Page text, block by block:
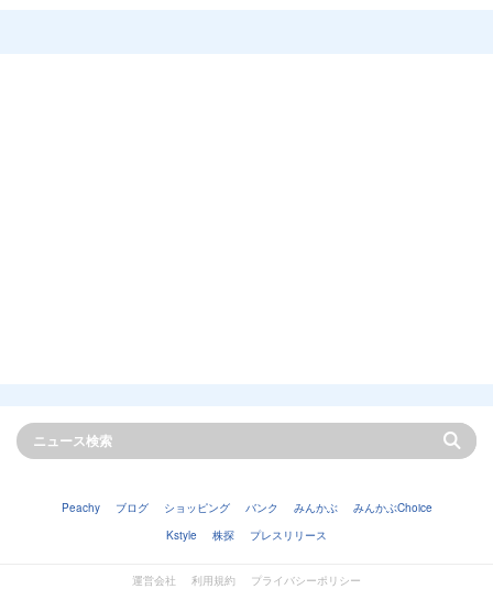
Peachy ブログ ショッピング バンク みんかぶ
みんかぶChoice
Kstyle
株探 プレスリリース
運営会社 利用規約 プライバシーポリシー